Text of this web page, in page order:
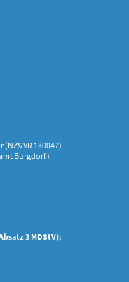
VR 130047)
Burgdorf)
3 MDStV):